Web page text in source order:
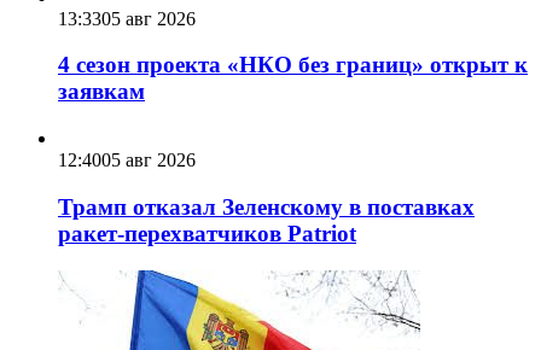
13:3305 авг 2026
4 сезон проекта «НКО без границ» открыт к
заявкам
12:4005 авг 2026
Трамп отказал Зеленскому в поставках
ракет-перехватчиков Patriot